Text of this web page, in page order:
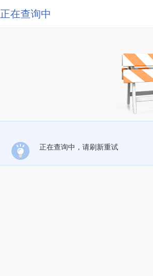
正在查询中
正在查询中，请刷新重试